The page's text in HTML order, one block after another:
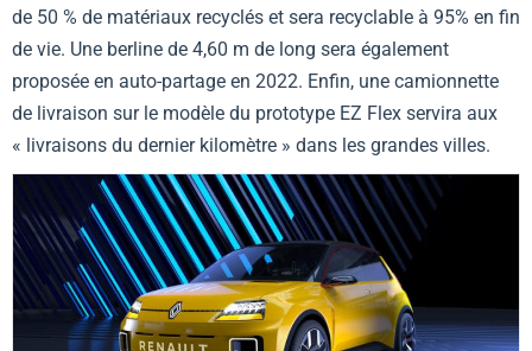
de 50 % de matériaux recyclés et sera recyclable à 95% en fin
de vie. Une berline de 4,60 m de long sera également
proposée en auto-partage en 2022. Enfin, une camionnette
de livraison sur le modèle du prototype EZ Flex servira aux
« livraisons du dernier kilomètre » dans les grandes villes.